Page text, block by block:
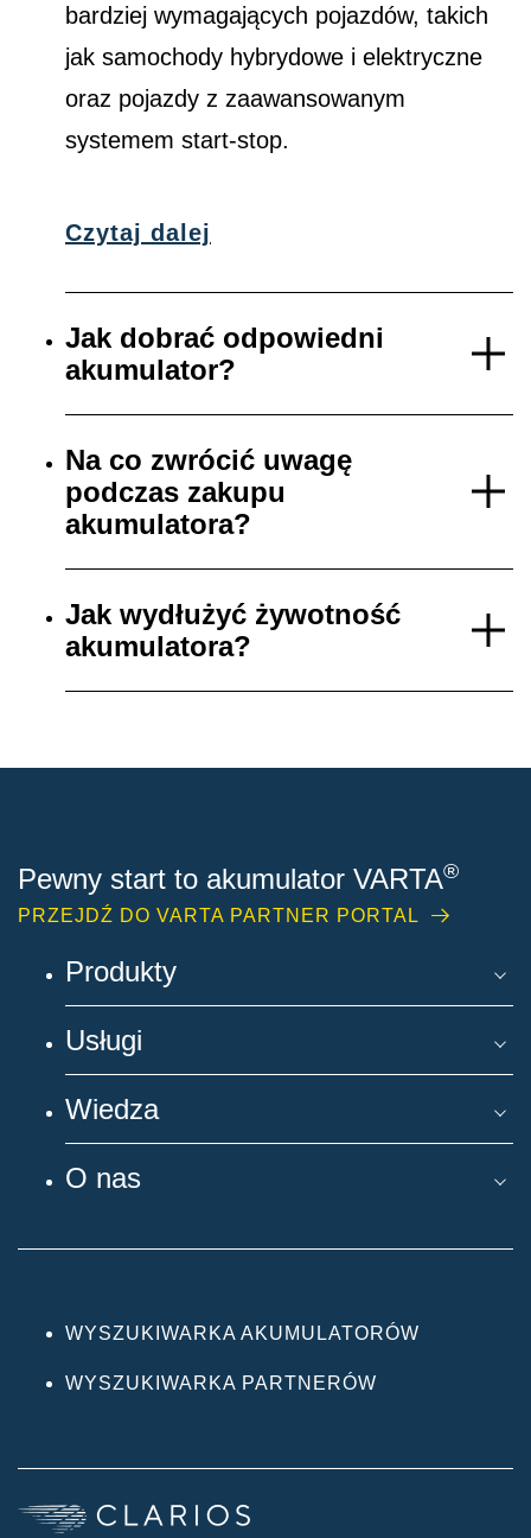
bardziej wymagających pojazdów, takich
jak samochody hybrydowe i elektryczne
oraz pojazdy z zaawansowanym
systemem start-stop.
Czytaj dalej
Jak dobrać odpowiedni
akumulator?
Na co zwrócić uwagę
podczas zakupu
akumulatora?
Jak wydłużyć żywotność
akumulatora?
Pewny start to akumulator VARTA®
PRZEJDŹ DO VARTA PARTNER PORTAL
Produkty
Usługi
Wiedza
O nas
WYSZUKIWARKA AKUMULATORÓW
WYSZUKIWARKA PARTNERÓW